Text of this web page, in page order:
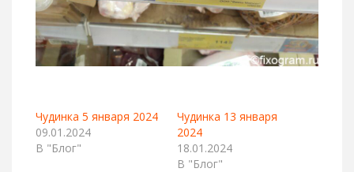
Чудинка 5 января 2024
09.01.2024
В "Блог"
Чудинка 13 января
2024
18.01.2024
В "Блог"